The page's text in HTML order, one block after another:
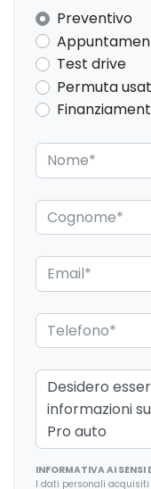
Fari a led
Fari autoadattivi
Fari con accensione
Fari posteriori a led
Freni a disco
Freno di
Illuminazione abitacolo
Interni
Kit emergenza
Kit riparazione
Limitatore di velocità
Maniglie esterne in
Preventivo
Test drive
Permuta
INFORMATIVA AI SENSI
I dati personali